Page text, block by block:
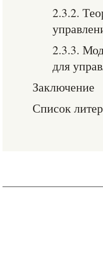
2.3.2.
2.3.3.
для
Заключение
Список